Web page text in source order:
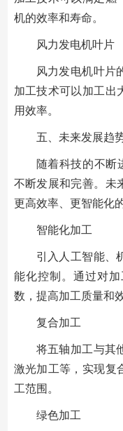
机的效率和寿命。
风力发电机叶片
风力发电机叶片
加工技术可以加工出
用效率。
五、未来发展趋
随着科技的不断
不断发展和完善。未
更高效率、更智能化
智能化加工
引入人工智能、
能化控制。通过对
数，提高加工质量和效
复合加工
将五轴加工与其
激光加工等，实现复
工范围。
绿色加工